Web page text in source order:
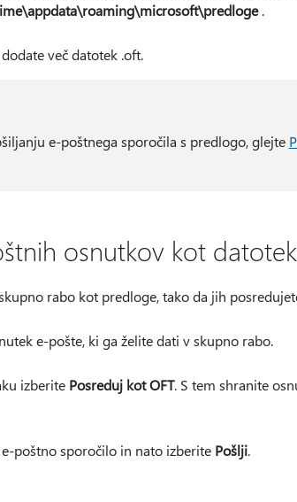
.
več datotek .oft.
e-poštnega sporočila s predlogo, glejte
osnutkov kot
rabo kot predloge, tako da jih
e-pošte, ki ga želite dati v skupno rabo.
izberite Posreduj kot OFT. S tem shranite
poštno sporočilo in nato izberite Pošlji.